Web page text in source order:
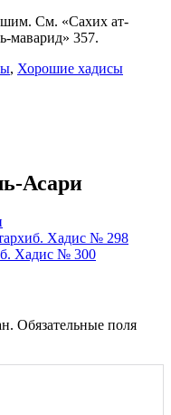
См. «Сахих ат-
маварид» 357.
, Хорошие хадисы
Асари
Хадис № 298
Хадис № 300
Обязательные поля